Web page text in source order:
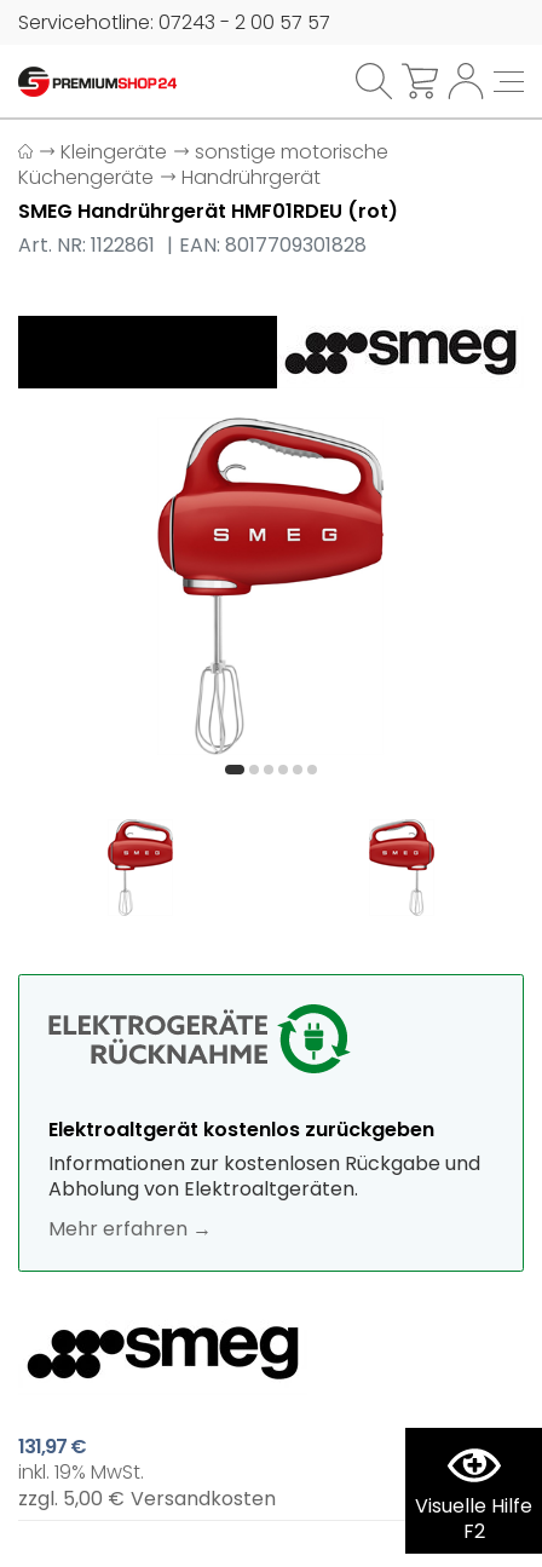
Visuelle Hilfe
F2
Servicehotline: 07243 - 2 00 57 57
Kleingeräte
sonstige motorische
Küchengeräte
Handrührgerät
SMEG Handrührgerät HMF01RDEU (rot)
Art. NR: 1122861
EAN: 8017709301828
Elektroaltgerät kostenlos zurückgeben
Informationen zur kostenlosen Rückgabe und
Abholung von Elektroaltgeräten.
Mehr erfahren →
131,97 €
inkl. 19% MwSt.
zzgl. 5,00 € Versandkosten